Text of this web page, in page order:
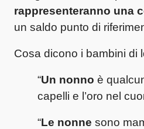
rappresenteranno una
un saldo punto di
Cosa dicono i bambini di
“Un nonno è
capelli e l’oro nel
“Le nonne sono